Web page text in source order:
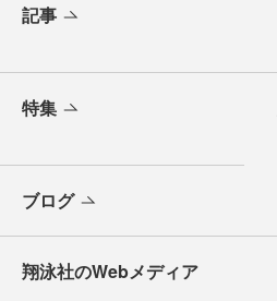
記事
特集
ブログ
翔泳社のWebメディア